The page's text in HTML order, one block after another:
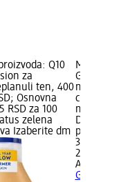
Q10
za
ten, 400
Osnovna
RSD za 100
zelena
Izaberite dm
Marka:
Gel za
ml; Cena:
cena: 250
ml);
Dostupno,
prodavnicu
339,00 RSD
250 ml
AFRODITA
GRAPES,